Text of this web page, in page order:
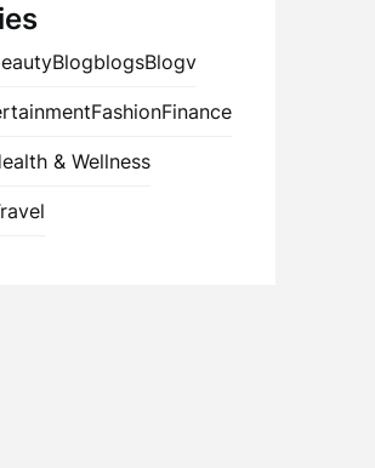
BlogblogsBlogv
FashionFinance
& Wellness